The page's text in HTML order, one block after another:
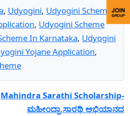
, Udyogini, Udyogini Scheme,
, Udyogini Scheme
In Karnataka, Udyogini
Yojane Application,
Mahindra Sarathi Scholarship-
ಮಹೀಂದ್ರಾ ಸಾರಥಿ ಅಭಿಯಾನದ